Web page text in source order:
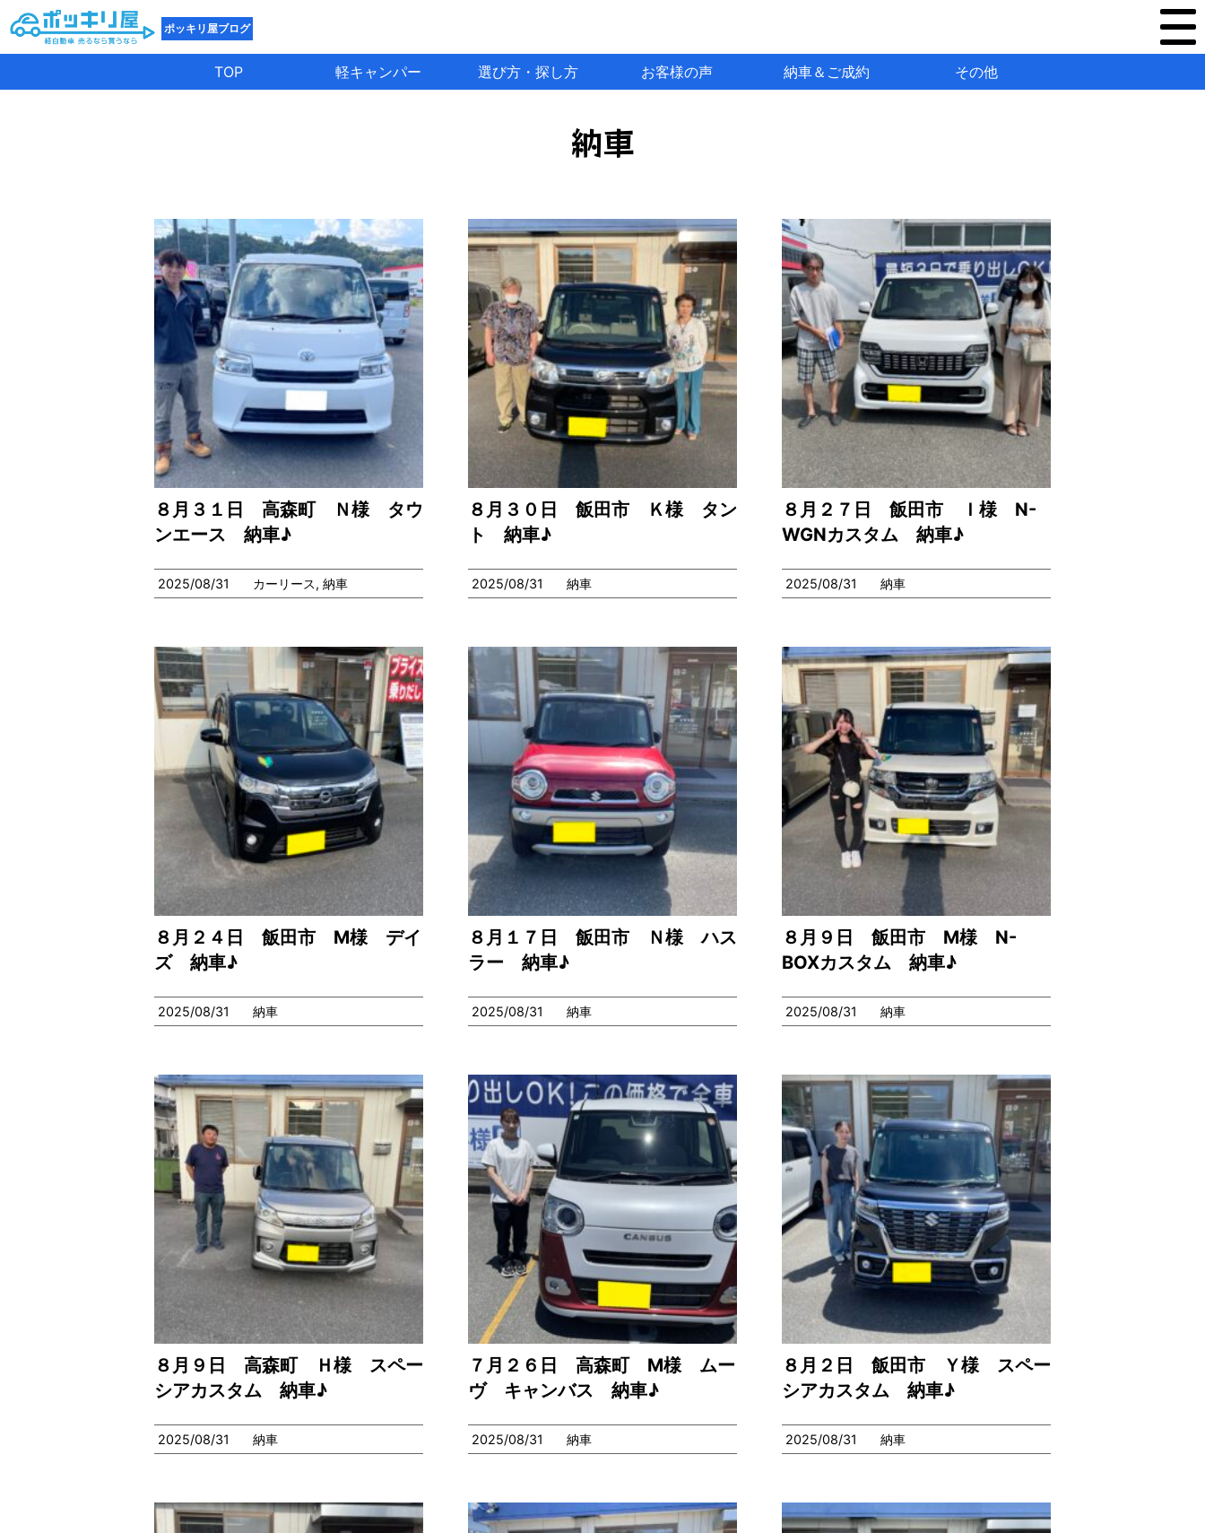
ポッキリ屋ブログ
TOP 軽キャンパー 選び方・探し方 お客様の声 納車＆ご成約 その他
納車
８月３１日 高森町 Ｎ様 タウ
ンエース 納車♪
2025/08/31 カーリース, 納車
８月３０日 飯田市 Ｋ様 タン
ト 納車♪
2025/08/31 納車
８月２７日 飯田市 Ｉ様 N-
WGNカスタム 納車♪
2025/08/31 納車
８月２４日 飯田市 M様 デイ
ズ 納車♪
2025/08/31 納車
８月１７日 飯田市 Ｎ様 ハス
ラー 納車♪
2025/08/31 納車
８月９日 飯田市 M様 N-
BOXカスタム 納車♪
2025/08/31 納車
８月９日 高森町 Ｈ様 スペー
シアカスタム 納車♪
2025/08/31 納車
７月２６日 高森町 M様 ムー
ヴ キャンバス 納車♪
2025/08/31 納車
８月２日 飯田市 Ｙ様 スペー
シアカスタム 納車♪
2025/08/31 納車